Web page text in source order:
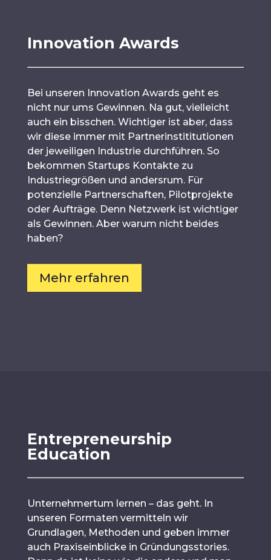
Innovation Awards
Bei unseren Innovation Awards geht es
nicht nur ums Gewinnen. Na gut, vielleicht
auch ein bisschen. Wichtiger ist aber, dass
wir diese immer mit Partnerinstititutionen
der jeweiligen Industrie durchführen. So
bekommen Startups Kontakte zu
Industriegrößen und andersrum. Für
potenzielle Partnerschaften, Pilotprojekte
oder Aufträge. Denn Netzwerk ist wichtiger
als Gewinnen. Aber warum nicht beides
haben?
Mehr erfahren
Entrepreneurship
Education
Unternehmertum lernen – das geht. In
unseren Formaten vermitteln wir
Grundlagen, Methoden und geben immer
auch Praxiseinblicke in Gründungsstories.